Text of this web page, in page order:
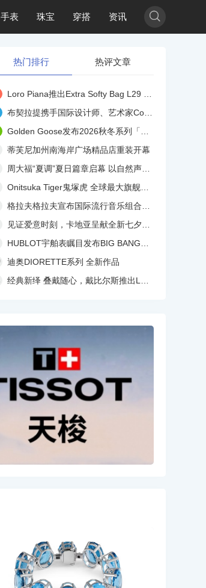
手表 珠宝 穿搭 资讯 
热门排行 热评文章
Loro Piana推出Extra Softy Bag L29 手袋——“LP吐司包”2026-2027秋冬系列
布契拉提携手国际设计师、艺术家Conie Vallese 呈献全新SERENISSIMA高级珠宝系列广告大片
Golden Goose发布2026秋冬系列「身份衣橱」
蒂芙尼加州南海岸广场精品店重装开幕
周大福“夏调”夏日篇章启幕 以自然声韵演绎珠宝诗意
Onitsuka Tiger鬼塚虎 全球最大旗舰店于东京新宿盛大启幕
格拉夫格拉夫宣布国际流行音乐组合防弹少年团成员Jung Kook 为全球品牌大使，同步发布全新Laurence Graff Signature系列广告大片
见证爱意时刻，卡地亚呈献全新七夕情人节短片
HUBLOT宇舶表瞩目发布BIG BANG蓝宝石天蓝色腕表
迪奥DIORETTE系列 全新作品
经典新绎 叠戴随心，戴比尔斯推出LOTUS BY DE BEERS莲花系列全新臻作